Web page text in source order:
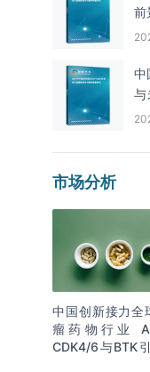
前
中
与
年
市场分析
中国创新接力全
瘤药物行业
CDK4/6与BTK